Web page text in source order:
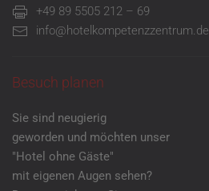
+49 89 5505 212 – 69
info@hotelkompetenzzentrum.de
Besuch planen
Sie sind neugierig
geworden und möchten unser
"Hotel ohne Gäste"
mit eigenen Augen sehen?